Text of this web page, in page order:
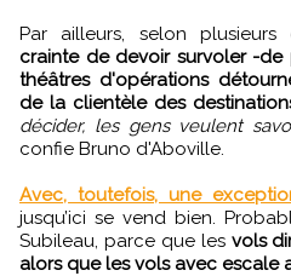
Par ailleurs, selon
crainte de devoir survoler -
théâtres d'opérations
de la clientèle des
décider, les gens veulent
confie Bruno d'Aboville.
Avec, toutefois, une
jusqu’ici se vend bien.
Subileau, parce que les vols
alors que les vols avec escale